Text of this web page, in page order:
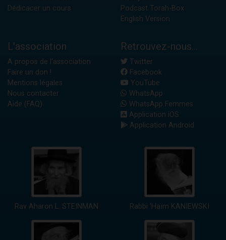
Dédicacer un cours
Podcast Torah-Box
English Version
L'association
A propos de l'association
Faire un don !
Mentions légales
Nous contacter
Aide (FAQ)
Retrouvez-nous...
Twitter
Facebook
YouTube
WhatsApp
WhatsApp Femmes
Application iOS
Application Android
Rav Aharon L. STEINMAN Rabbi 'Haïm KANIEWSKI